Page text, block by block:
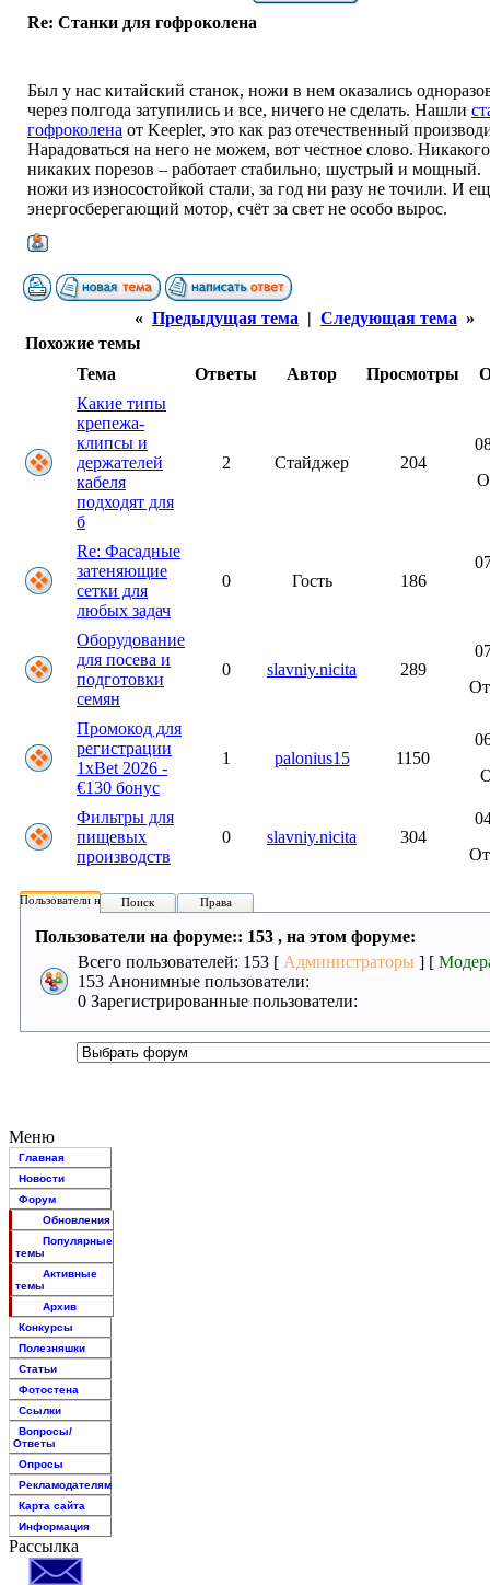
Re: Станки для гофроколена
Был у нас китайский станок, ножи в нем оказались
через полгода затупились и все, ничего не сделать. Нашли
гофроколена от Keepler, это как раз отечественный
Нарадоваться на него не можем, вот честное слово.
никаких порезов – работает стабильно, шустрый и мощный.
ножи из износостойкой стали, за год ни разу не точили. И
энергосберегающий мотор, счёт за свет не особо вырос.
« Предыдущая тема | Следующая тема »
Похожие темы
Тема
Ответы Автор Просмотры
Какие типы
крепежа-
клипсы и
держателей
кабеля
подходят для
б
2 Стайджер 204
Re: Фасадные
затеняющие
сетки для
любых задач
0 Гость 186
Оборудование
для посева и
подготовки
семян
0 slavniy.nicita 289
Промокод для
регистрации
1xBet 2026 -
€130 бонус
1 palonius15 1150
Фильтры для
пищевых
производств
0 slavniy.nicita 304
Пользователи на форуме:
Поиск Права
Пользователи на форуме:: 153 , на этом форуме:
Всего пользователей: 153 [ Администраторы ] [
153 Анонимные пользователи:
0 Зарегистрированные пользователи:
Меню
Главная
Новости
Форум
Обновления
Популярные
темы
Активные
темы
Архив
Конкурсы
Полезняшки
Статьи
Фотостена
Ссылки
Вопросы/
Ответы
Опросы
Рекламодателям
Карта сайта
Информация
Рассылка